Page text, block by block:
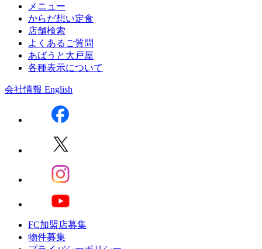
メニュー
からだ想い定食
店舗検索
よくあるご質問
あばうと大戸屋
各種表示について
会社情報 English
FC加盟店募集
物件募集